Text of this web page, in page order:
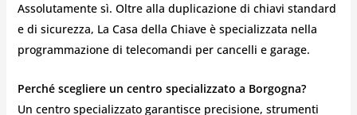
Assolutamente sì. Oltre alla duplicazione di chiavi standard
e di sicurezza, La Casa della Chiave è specializzata nella
programmazione di telecomandi per cancelli e garage.
Perché scegliere un centro specializzato a Borgogna?
Un centro specializzato garantisce precisione, strumenti